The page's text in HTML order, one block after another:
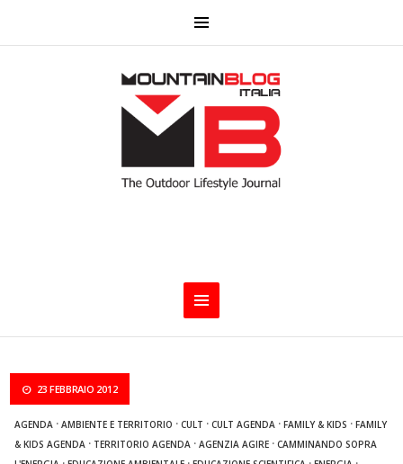
23 FEBBRAIO 2012
AGENDA ·AMBIENTE E TERRITORIO ·CULT ·CULT AGENDA ·FAMILY & KIDS ·FAMILY
& KIDS AGENDA · TERRITORIO AGENDA ·AGENZIA AGIRE ·CAMMINANDO SOPRA